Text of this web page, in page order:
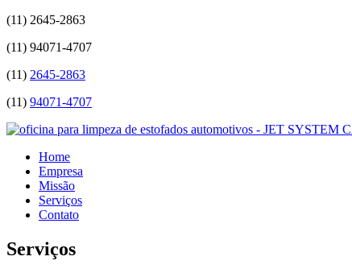
(11) 2645-2863
(11) 94071-4707
(11) 2645-2863
(11) 94071-4707
Home
Empresa
Missão
Serviços
Contato
Serviços